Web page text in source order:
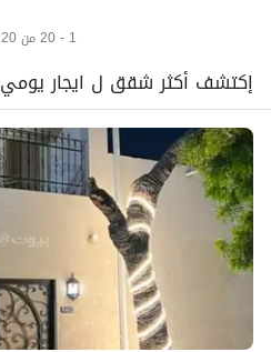
1 - 20 من 20 شقق
إكتشف أكثر شقق ل ايجار يومي